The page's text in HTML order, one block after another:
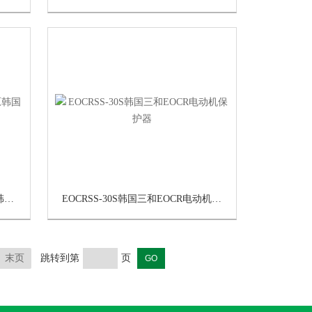
EOCR-SS-60N马达综保EOCR(原韩国三和) EOCRSS-30S韩国三和EOCR电动机保护器
末页 跳转到第 页